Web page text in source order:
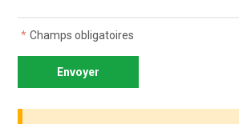
* Champs obligatoires